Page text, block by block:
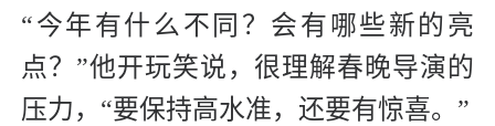
“今年有什么不同？会有哪些新的亮
点？”他开玩笑说，很理解春晚导演的
压力，“要保持高水准，还要有惊喜。”